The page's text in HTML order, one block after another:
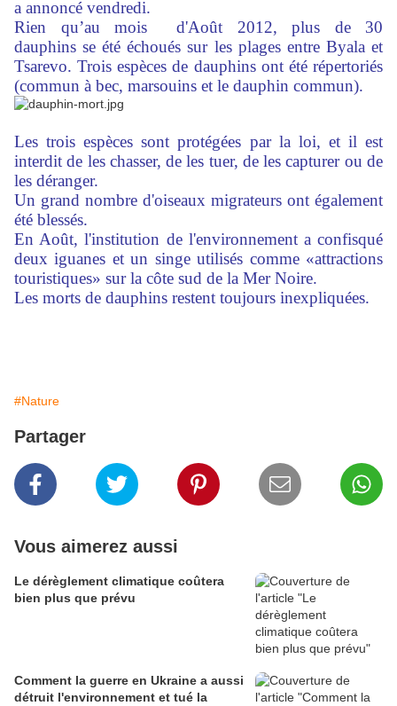
a annoncé vendredi.
Rien qu’au mois d'Août 2012, plus de 30
dauphins se été échoués sur les plages entre Byala et
Tsarevo. Trois espèces de dauphins ont été répertoriés
(commun à bec, marsouins et le dauphin commun).
Les trois espèces sont protégées par la loi, et il est
interdit de les chasser, de les tuer, de les capturer ou de
les déranger.
Un grand nombre d'oiseaux migrateurs ont également
été blessés.
En Août, l'institution de l'environnement a confisqué
deux iguanes et un singe utilisés comme «attractions
touristiques» sur la côte sud de la Mer Noire.
Les morts de dauphins restent toujours inexpliquées.
#Nature
Partager
Vous aimerez aussi
Le dérèglement climatique coûtera
bien plus que prévu
Comment la guerre en Ukraine a aussi
détruit l'environnement et tué la